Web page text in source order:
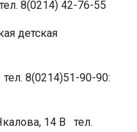
8(0214) 42-76-55
детская
8(0214)51-90-90:
14 В тел.